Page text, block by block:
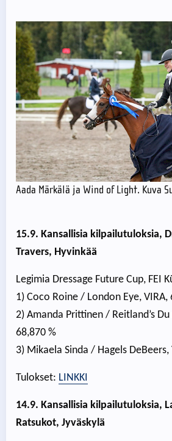
Aada Märkälä ja Wind of Light. Kuva
15.9. Kansallisia kilpailutuloksia,
Travers, Hyvinkää
Legimia Dressage Future Cup, FEI
1) Coco Roine / London Eye, VIRA,
2) Amanda Prittinen / Reitland’s Du
68,870 %
3) Mikaela Sinda / Hagels DeBeers,
Tulokset: LINKKI
14.9. Kansallisia kilpailutuloksia,
Ratsukot, Jyväskylä